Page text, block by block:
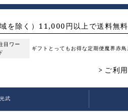
を除く）11,000円以上で送料無料
目ワー
ド
ギフト とってもお得な定期便 魔界赤鳥
ご利
光武